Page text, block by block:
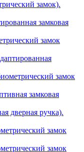
замок).
замковая
замок
замок
замковая
дверная ручка).
замок
замок